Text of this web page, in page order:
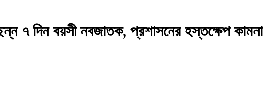
৭ দিন বয়সী নবজাতক, প্রশাসনের হস্তক্ষেপ কামনা